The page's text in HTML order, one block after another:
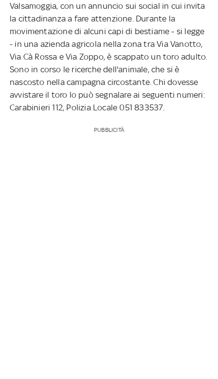
Valsamoggia, con un annuncio sui social in cui invita
la cittadinanza a fare attenzione. Durante la
movimentazione di alcuni capi di bestiame - si legge
- in una azienda agricola nella zona tra Via Vanotto,
Via Cà Rossa e Via Zoppo, è scappato un toro adulto.
Sono in corso le ricerche dell'animale, che si è
nascosto nella campagna circostante. Chi dovesse
avvistare il toro lo può segnalare ai seguenti numeri:
Carabinieri 112, Polizia Locale 051 833537.
PUBBLICITÀ